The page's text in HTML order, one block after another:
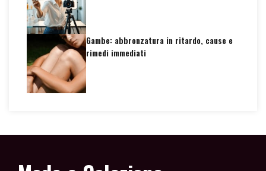
Gambe: abbronzatura in ritardo, cause e
rimedi immediati